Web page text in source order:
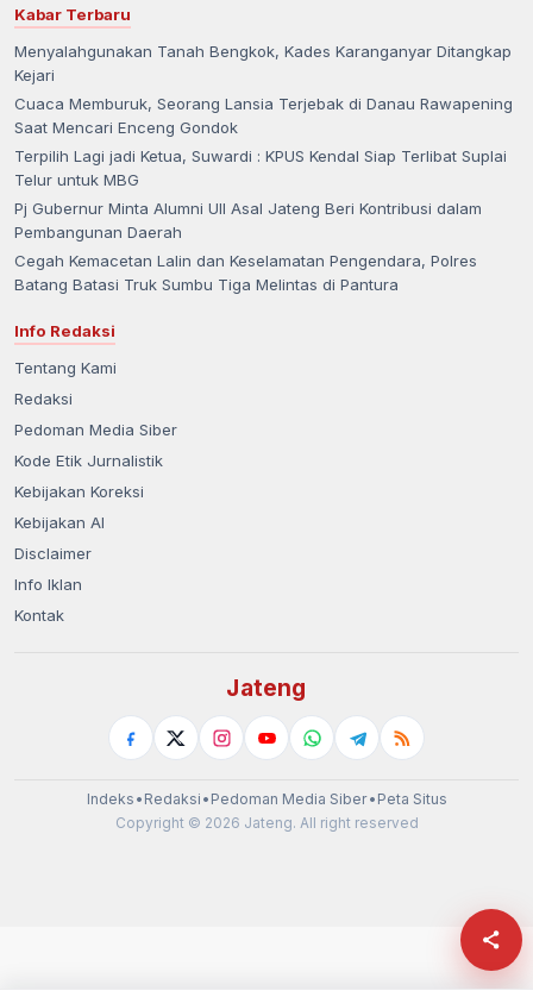
Kabar Terbaru
Menyalahgunakan Tanah Bengkok, Kades Karanganyar Ditangkap
Kejari
Cuaca Memburuk, Seorang Lansia Terjebak di Danau Rawapening
Saat Mencari Enceng Gondok
Terpilih Lagi jadi Ketua, Suwardi : KPUS Kendal Siap Terlibat Suplai
Telur untuk MBG
Pj Gubernur Minta Alumni UII Asal Jateng Beri Kontribusi dalam
Pembangunan Daerah
Cegah Kemacetan Lalin dan Keselamatan Pengendara, Polres
Batang Batasi Truk Sumbu Tiga Melintas di Pantura
Info Redaksi
Tentang Kami
Redaksi
Pedoman Media Siber
Kode Etik Jurnalistik
Kebijakan Koreksi
Kebijakan AI
Disclaimer
Info Iklan
Kontak
Jateng
Indeks • Redaksi • Pedoman Media Siber• Peta Situs
Copyright © 2026 Jateng. All right reserved